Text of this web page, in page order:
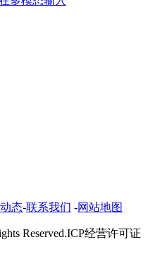
态-联系我们 -网站地图
Reserved.ICP经营许可证